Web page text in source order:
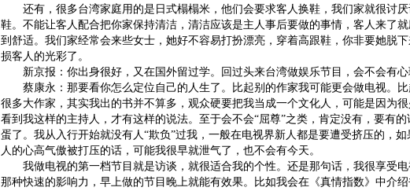
还有，很多台湾家庭用的是日式榻榻米，他们会要求客人换鞋，我们家就很讨厌
鞋。不能让客人配合把你家保持清洁，清洁应该是主人事后要做的事情，客人来了
到舒适。我们家经常会来些女士，她好不容易打扮漂亮，穿着高跟鞋，你非要她脱
损客人的光彩了。
新京报：你出身很好，又在国外留过学。回过头来台湾做娱乐节目，会不会有心
蔡康永：那要看你怎么定位自己的人生了。比起别的作家我可能更会做电视。比
很多大作家，其实我出的书并不算多，观众硬要把我当成一个文化人，可能是因为很
看到我这样的主持人，才有这样的说法。至于会不会“屈尊”之类，肯定没有，要有
蛋了。我从入行开始就没有人“欺负”过我，一般在电视界新人都是要遭受挤压的，如
人的心高气傲被打压的话，可能我很早就泄气了，也不会有今天。
我做电视的第一档节目就是访谈，就很适合我的个性。还是那句话，我很享受电
那种快速的影响力，早上做的节目晚上就能有效果。比如我会在《真情指数》中介